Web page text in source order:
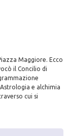
Maggiore. Ecco
il Concilio di
e alchimia
cui si